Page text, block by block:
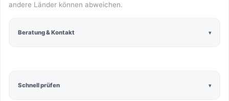
Schnell prüfen
andere Länder können abweichen.
Beratung & Kontakt